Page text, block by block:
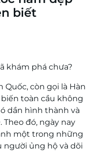
biết
khám phá chưa?
Quốc, còn gọi là Hàn
toàn cầu không
dần hình thành và
đó, ngày nay
một trong những
người ủng hộ và dõi